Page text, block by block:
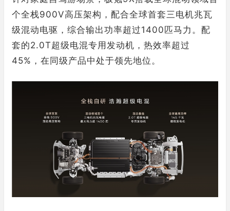
个全栈900V高压架构，配合全球首套三电机兆瓦
级混动电驱，综合输出功率超过1400匹马力。配
套的2.0T超级电混专用发动机，热效率超过
45%，在同级产品中处于领先地位。